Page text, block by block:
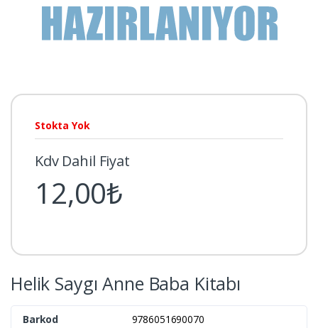
Helik Saygı Anne Baba Kitabı
Barkod
9786051690070
Stokta Yok
Kdv Dahil Fiyat
12,00₺